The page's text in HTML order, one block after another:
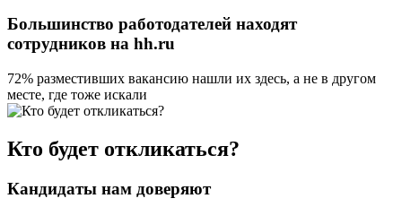
Большинство работодателей находят
сотрудников на hh.ru
72% разместивших вакансию нашли их здесь, а не в другом
месте, где тоже искали
Кто будет откликаться?
Кандидаты нам доверяют